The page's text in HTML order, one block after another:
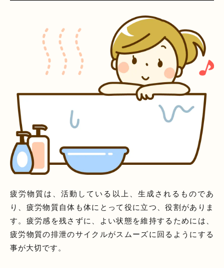
疲労物質は、活動している以上、生成されるものであ
り、疲労物質自体も体にとって役に立つ、役割がありま
す。疲労感を残さずに、よい状態を維持するためには、
疲労物質の排泄のサイクルがスムーズに回るようにする
事が大切です。